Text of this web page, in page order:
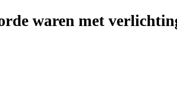
waren met